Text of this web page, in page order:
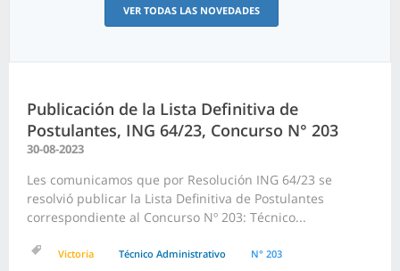
VER TODAS LAS NOVEDADES
Publicación de la Lista Definitiva de
Postulantes, ING 64/23, Concurso N° 203
30-08-2023
Les comunicamos que por Resolución ING 64/23 se
resolvió publicar la Lista Definitiva de Postulantes
correspondiente al Concurso Nº 203: Técnico...
Victoria Técnico Administrativo N° 203